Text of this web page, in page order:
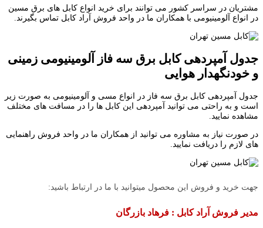
مشتریان در سراسر کشور می توانند برای خرید انواع کابل های برق مسین
در انواع آلومینیومی با همکاران ما در واحد فروش آراد کابل تماس بگیرند.
جدول آمپردهی کابل برق سه فاز آلومینیومی زمینی
و خودنگهدار هوایی
جدول آمپردهی کابل برق سه فاز در انواع مسی و آلومینیومی به صورت زیر
است و به راحتی می توانید آمپردهی این کابل ها را در مسافت های مختلف
مشاهده نمایید.
در صورت نیاز به مشاوره می توانید از همکاران ما در واحد فروش راهنمایی
های لازم را دریافت نمایید.
جهت خرید و فروش این محصول میتوانید با ما در ارتباط باشید:
مدیر فروش آراد کابل : فرهاد بازرگان